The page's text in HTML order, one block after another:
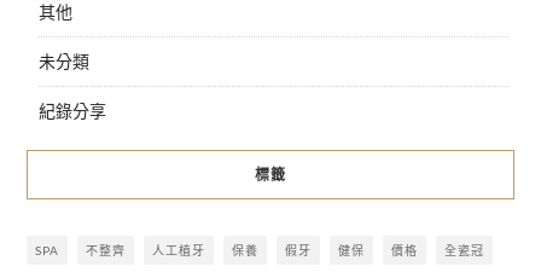
其他
未分類
紀錄分享
標籤
SPA 不整齊 人工植牙 保養 假牙 健保 價格 全瓷冠